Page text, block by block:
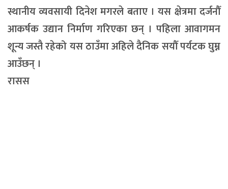
स्थानीय व्यवसायी दिनेश मगरले बताए । यस क्षेत्रमा दर्जनौँ
आकर्षक उद्यान निर्माण गरिएका छन् । पहिला आवागमन
शून्य जस्तै रहेको यस ठाउँमा अहिले दैनिक सयौँ पर्यटक घुम्न
आउँछन् ।
रासस